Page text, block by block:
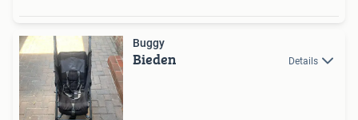
Buggy
Bieden Details